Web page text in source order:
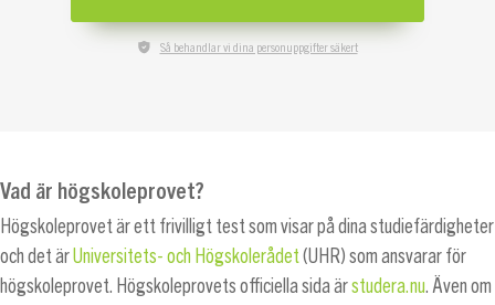
Så behandlar vi dina personuppgifter säkert
Vad är högskoleprovet?
Högskoleprovet är ett frivilligt test som visar på dina studiefärdigheter
och det ärUniversitets- och Högskolerådet(UHR) som ansvarar för
högskoleprovet. Högskoleprovets officiella sida ärstudera.nu. Även om